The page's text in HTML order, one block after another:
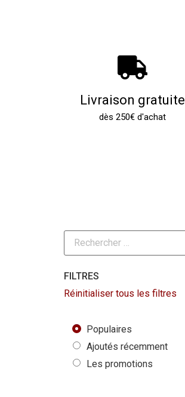
Livraison gratuite
dès 250€ d'achat
FILTRES
Réinitialiser tous les filtres
Populaires
Ajoutés récemment
Les promotions